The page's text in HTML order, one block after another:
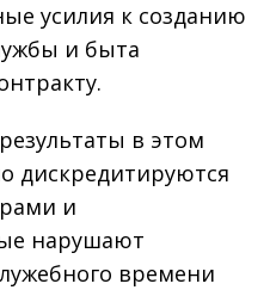
усилия к созданию
и быта
в этом
дискредитируются
и
нарушают
времени